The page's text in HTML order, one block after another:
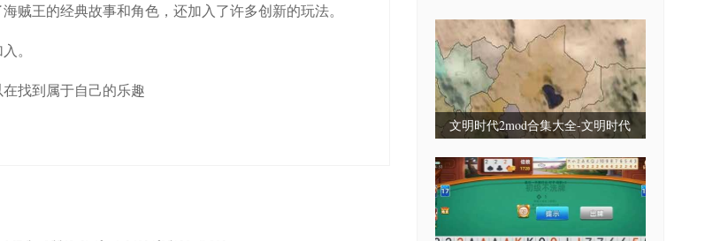
贼王的经典故事和角色，还加入了许多创新的玩法。
。
找到属于自己的乐趣
文明时代2mod合集大全-文明时代
整合包